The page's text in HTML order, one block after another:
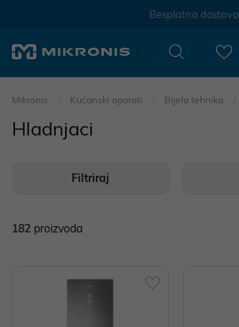
Besplatna dostava
Mikronis Kućanski aparati Bijela tehnika
Hladnjaci
Filtriraj
182 proizvoda